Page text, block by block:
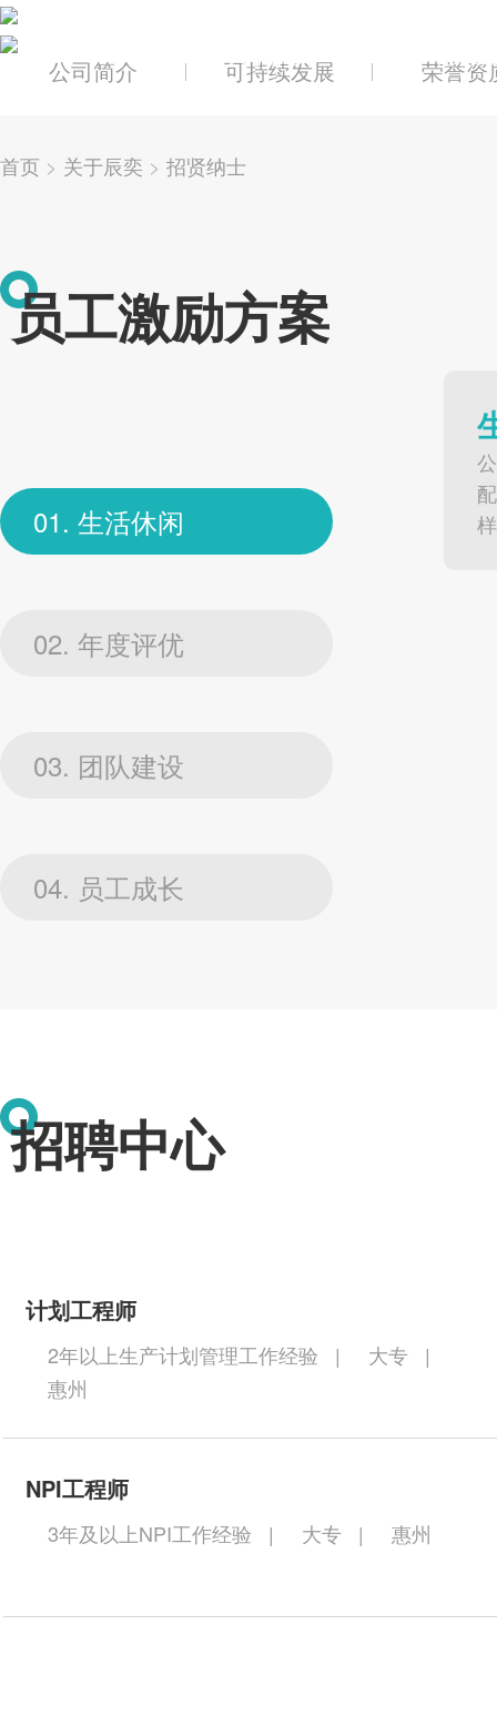
关于辰奕 产品及
公司简介 可持续发展 荣誉资
首页 > 关于辰奕 > 招贤纳士
员工激励方案
01. 生活休闲
02. 年度评优
03. 团队建设
04. 员工成长
招聘中心
计划工程师
2年以上生产计划管理工作经验 | 大专
|
惠州
NPI工程师
3年及以上NPI工作经验 | 大专 | 惠州